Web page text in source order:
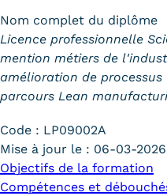
Catalogue
suites de
Modalités
Nom complet du diplôme
Licence professionnelle
mention métiers de
amélioration de
parcours Lean
Code : LP09002A
Mise à jour le : 06-03-2026
Objectifs de la formation
Compétences et